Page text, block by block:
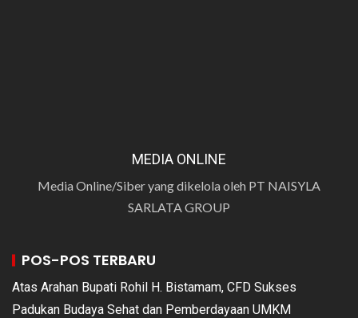
MEDIA ONLINE
Media Online/Siber yang dikelola oleh PT NAISYLA
SARLATA GROUP
POS-POS TERBARU
Atas Arahan Bupati Rohil H. Bistamam, CFD Sukses
Padukan Budaya Sehat dan Pemberdayaan UMKM